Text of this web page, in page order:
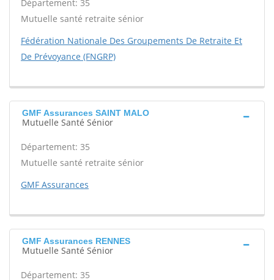
Département: 35
Mutuelle santé retraite sénior
Fédération Nationale Des Groupements De Retraite Et
De Prévoyance (FNGRP)
GMF Assurances SAINT MALO
Mutuelle Santé Sénior
Département: 35
Mutuelle santé retraite sénior
GMF Assurances
GMF Assurances RENNES
Mutuelle Santé Sénior
Département: 35